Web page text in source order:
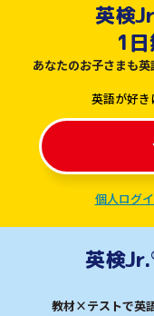
英検
1
あなたのお子さまも英
英語が好き
個人ログ
英検Jr.
教材×テストで英